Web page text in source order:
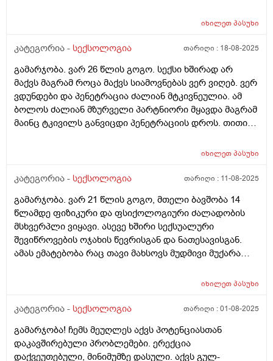
იხილეთპასუხი
კატეგორია - სექსოლოგია თარიღი : 18-08-2025
გამარჯობა. ვარ 26 წლის გოგო. სექსი ხშირად არ
მაქვს მაგრამ როცა მაქვს სიამოვნებას ვერ ვიღებ. ვერ
ვდუნდები და პენეტრაცია ძალიან მტკივნეულია. ამ
ბოლოს ძალიან მზურველი პარტნიორი მყავდა მაგრამ
მაინც ტკივილს განვიცდი პენეტრაციის დროს. თითით
უნდა გავაკეთო ასეთ შემთხვევაში? გინეკოლოგთან
ყველაფერი. მაგრამ ამ ტკივილს როგორ ვუშველო :(
იხილეთპასუხი
კატეგორია - სექსოლოგია თარიღი : 11-08-2025
გამარჯობა. ვარ 21 წლის გოგო, მთელი ბავშობა 14
წლამდე ფიზიკური და ფსიქოლოგიური ძალადობის
მსხვერპლი ვიყავი. ასევე ხშირი სექსუალური
შევიწროვების ოჯახის წევრისგან და ნათესავისგან.
ამას ემატებობა რაც თავი მახსოვს მუდმივი მუქარა
მექნებოდა რამეს დამიშავებდა. ამის გამო 19 წლამდე
მომეხსნა და გავუმკლავდი თუ არა იმ ყველაფერს რაც
ასაკში დავიწყე 4-ჯერ მქონდა სექსი მაგრამ საერთოდ
ვერაფერს ვერ ვგრძნობდი ვერც ფიზიკურად ვერც
იხილეთპასუხი
კატეგორია - სექსოლოგია თარიღი :01-08-2025
გამარჯობა! ჩემს მეუღლეს აქვს პოტენციასთან
დაკავშირებული პრობლემები. ერექცია
დაქვეუთებული, მინიმუმზე დასული. აქვს გულ-